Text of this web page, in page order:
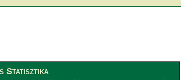
Statisztika